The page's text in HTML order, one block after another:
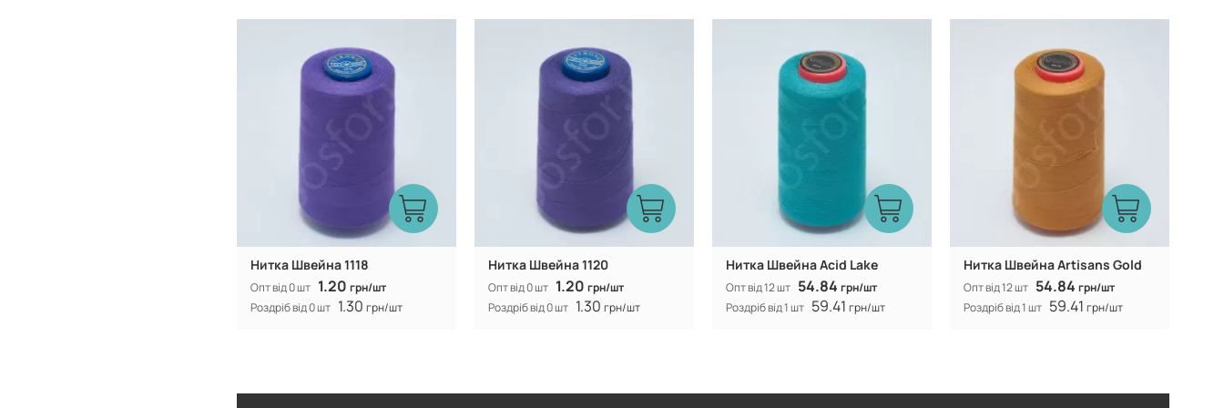
Нитка Швейна 1118
Опт від 0 шт 1.20 грн/шт
Роздріб від 0 шт 1.30 грн/шт
Нитка Швейна 1120
Опт від 0 шт 1.20 грн/шт
Роздріб від 0 шт 1.30 грн/шт
Нитка Швейна Acid Lake
Опт від 12 шт 54.84 грн/шт
Роздріб від 1 шт 59.41 грн/шт
Нитка Швейна Artisans Gold
Опт від 12 шт 54.84 грн/шт
Роздріб від 1 шт 59.41 грн/шт